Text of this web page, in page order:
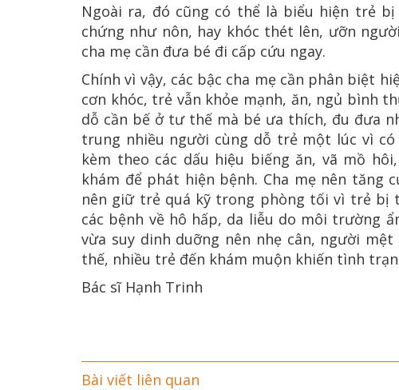
Ngoài ra, đó cũng có thể là biểu hiện trẻ
chứng như nôn, hay khóc thét lên, ưỡn
cha mẹ cần đưa bé đi cấp cứu ngay.
Chính vì vậy, các bậc cha mẹ cần phân biệt
cơn khóc, trẻ vẫn khỏe mạnh, ăn, ngủ bình
dỗ cần bế ở tư thế mà bé ưa thích, đu đưa
trung nhiều người cùng dỗ trẻ một lúc vì
kèm theo các dấu hiệu biếng ăn, vã mồ
khám để phát hiện bệnh. Cha mẹ nên tăng
nên giữ trẻ quá kỹ trong phòng tối vì trẻ bị
các bệnh về hô hấp, da liễu do môi trường
vừa suy dinh duỡng nên nhẹ cân, người
thế, nhiều trẻ đến khám muộn khiến tình
Bác sĩ Hạnh Trinh
Bài viết liên quan